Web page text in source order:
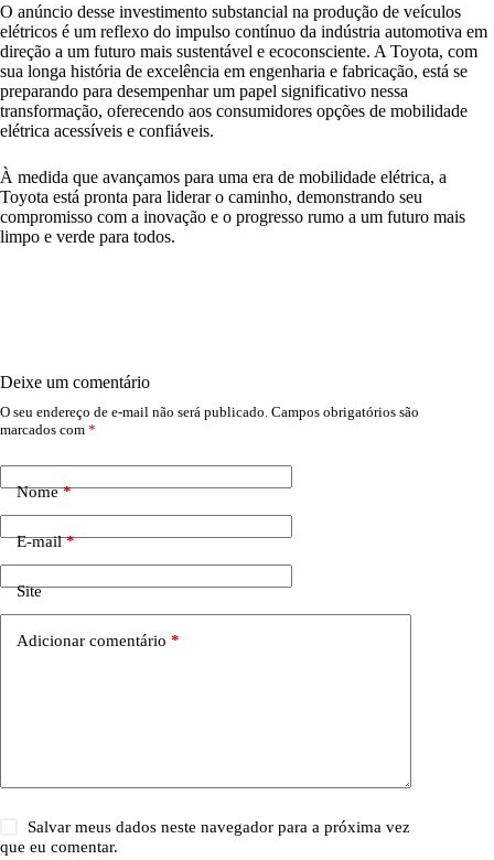
O anúncio desse investimento substancial na produção de veículos
elétricos é um reflexo do impulso contínuo da indústria automotiva em
direção a um futuro mais sustentável e ecoconsciente. A Toyota, com
sua longa história de excelência em engenharia e fabricação, está se
preparando para desempenhar um papel significativo nessa
transformação, oferecendo aos consumidores opções de mobilidade
elétrica acessíveis e confiáveis.
À medida que avançamos para uma era de mobilidade elétrica, a
Toyota está pronta para liderar o caminho, demonstrando seu
compromisso com a inovação e o progresso rumo a um futuro mais
limpo e verde para todos.
Deixe um comentário
O seu endereço de e-mail não será publicado. Campos obrigatórios são
marcados com *
Nome*
E-mail*
Site
Adicionar comentário *
Salvar meus dados neste navegador para a próxima vez
que eu comentar.